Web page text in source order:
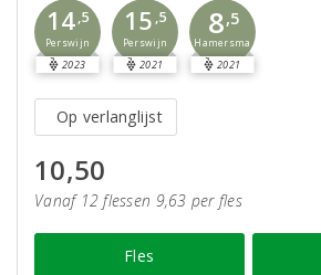
14,5
Perswijn
2023
15 ,5
Perswijn
2021
8,5
Hamersma
2021
Op verlanglijst
10,50
Vanaf 12 flessen 9,63 per fles
Fles